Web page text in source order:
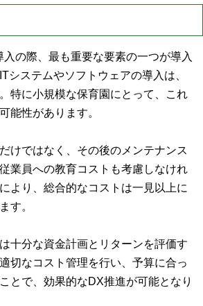
の際、最も重要な要素の一つが導入
システムやソフトウェアの導入は、
特に小規模な保育園にとって、これ
能性があります。
けではなく、その後のメンテナンス
業員への教育コストも考慮しなけれ
より、総合的なコストは一見以上に
す。
十分な資金計画とリターンを評価す
切なコスト管理を行い、予算に合っ
とで、効果的なDX推進が可能となり